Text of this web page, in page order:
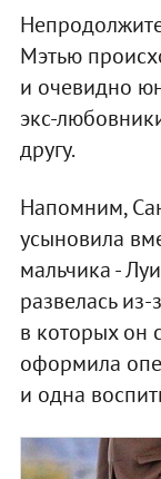
Мэтью
и очевидно
экс-
другу.
Напомним,
усыновила
мальчика -
развелась
в которых он
оформила
и одна